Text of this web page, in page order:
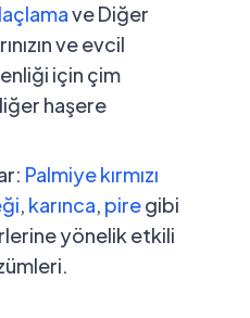
ve Diğer
ve evcil
için çim
haşere
Palmiye kırmızı
, karınca, piregibi
yönelik etkili